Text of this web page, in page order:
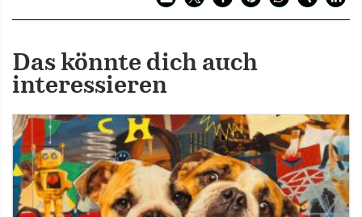
Das könnte dich auch
interessieren